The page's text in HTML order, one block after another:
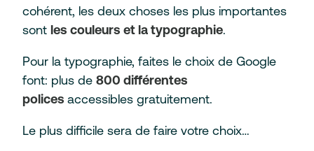
cohérent, les deux choses les plus importantes
sont les couleurs et la typographie.
Pour la typographie, faites le choix de Google
font: plus de 800 différentes
polices accessibles gratuitement.
Le plus difficile sera de faire votre choix…